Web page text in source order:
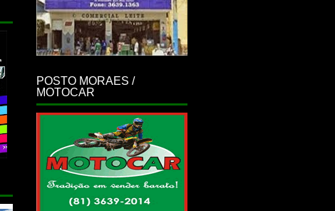
POSTO MORAES /
MOTOCAR